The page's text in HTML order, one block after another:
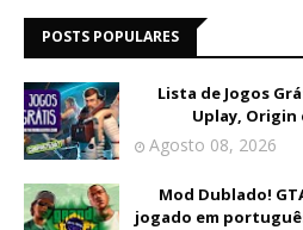
POSTS POPULARES
Lista de Jogos
Uplay, Origin
Agosto 08, 2026
Mod Dublado!
jogado em